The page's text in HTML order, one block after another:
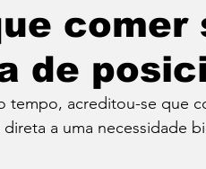
Brasileira Italiana
Dia das Mães
comer
de
tempo, acreditou-se que
direta a uma necessidade